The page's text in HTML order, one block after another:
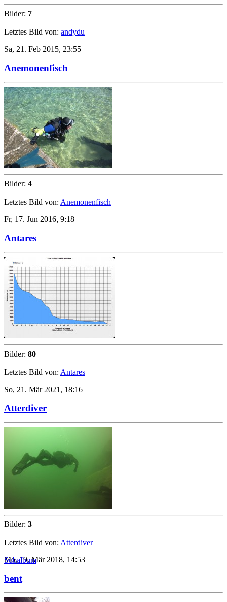
Bilder: 7
Letztes Bild von: andydu
Sa, 21. Feb 2015, 23:55
Anemonenfisch
Bilder: 4
Letztes Bild von: Anemonenfisch
Fr, 17. Jun 2016, 9:18
Antares
Bilder: 80
Letztes Bild von: Antares
So, 21. Mär 2021, 18:16
Atterdiver
Bilder: 3
Letztes Bild von: Atterdiver
Mo, 19. Mär 2018, 14:53
Subalbum
bent